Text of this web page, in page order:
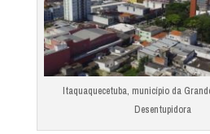
Itaquaquecetuba, município da
Desentupidora